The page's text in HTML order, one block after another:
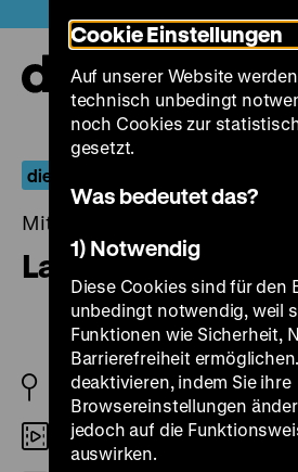
zum
Seiteninhalt
springen
die documenta und der film
Mittwoch, 01. Dezember 2021,
Land of the Dead
US/FR/CAN 2005
35mm
Cookie Einstellungen
Auf unserer Website
technisch unbedingt
noch Cookies zur
gesetzt.
Was bedeutet das?
1) Notwendig
Diese Cookies sind für den
unbedingt notwendig, weil
Funktionen wie Sicherheit,
Barrierefreiheit
deaktivieren, indem Sie ihre
Browsereinstellungen
jedoch auf die
auswirken.